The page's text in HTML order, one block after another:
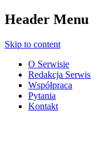
Header Menu
Skip to content
O Serwisie
Redakcja
Współpraca
Pytania
Kontakt